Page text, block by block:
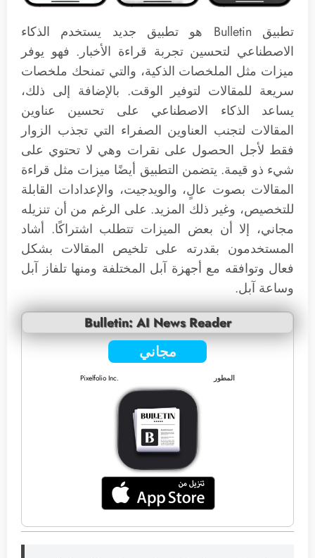
تطبيق Bulletin هو تطبيق جديد يستخدم الذكاء
الاصطناعي لتحسين تجربة قراءة الأخبار. فهو يوفر
ميزات مثل الملخصات الذكية، والتي تمنحك ملخصات
سريعة للمقالات لتوفير الوقت. بالإضافة إلى ذلك،
يساعد الذكاء الاصطناعي على تحسين عناوين
المقالات لتجنب العناوين الصفراء التي تجذب الزوار
فقط لأجل الحصول على نقرات وهي لا تحتوي على
شيء ذو قيمة. يتضمن التطبيق أيضًا ميزات مثل قراءة
المقالات بصوت عالٍ، والويدجيت، والإعدادات القابلة
للتخصيص، وغير ذلك المزيد. على الرغم من أن تنزيله
مجاني، إلا أن بعض الميزات تتطلب اشتراكًا. أشاد
المستخدمون بقدرته على تلخيص المقالات بشكل
فعال وتوافقه مع أجهزة آبل المختلفة ومنها تلفاز آبل
وساعة آبل.
Bulletin: AI News Reader
مجاني
المطور Pixelfolio Inc.